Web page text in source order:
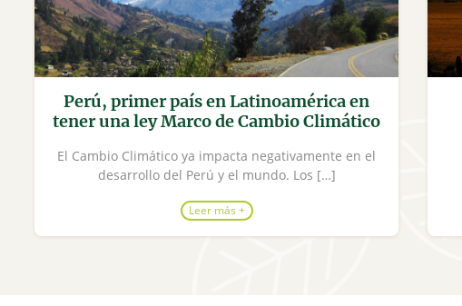
Perú, primer país en Latinoamérica en
tener una ley Marco de Cambio Climático
El Cambio Climático ya impacta negativamente en el
desarrollo del Perú y el mundo. Los […]
Leer más +